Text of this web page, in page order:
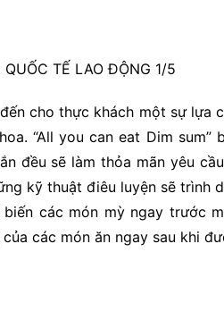
TẾ LAO ĐỘNG 1/5
cho thực khách một sự lựa
“All you can eat Dim sum”
đều sẽ làm thỏa mãn yêu
kỹ thuật điêu luyện sẽ trình
các món mỳ ngay trước
các món ăn ngay sau khi